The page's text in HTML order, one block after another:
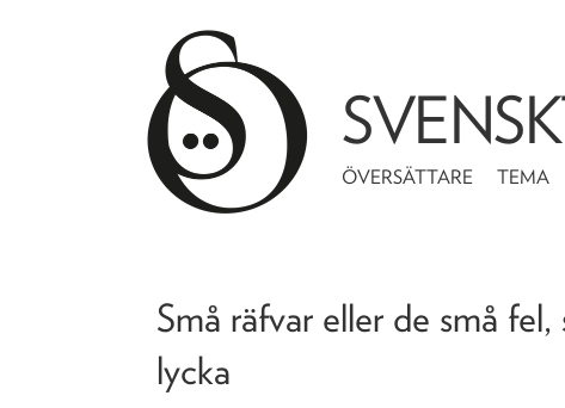
ÖVERSÄTTARE TEMA
Små räfvar eller de små
lycka